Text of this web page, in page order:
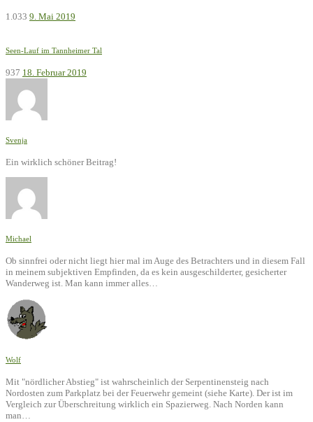
1.033 9. Mai 2019
Seen-Lauf im Tannheimer Tal
937 18. Februar 2019
Svenja
Ein wirklich schöner Beitrag!
Michael
Ob sinnfrei oder nicht liegt hier mal im Auge des Betrachters und in diesem Fall
in meinem subjektiven Empfinden, da es kein ausgeschilderter, gesicherter
Wanderweg ist. Man kann immer alles…
Wolf
Mit "nördlicher Abstieg" ist wahrscheinlich der Serpentinensteig nach
Nordosten zum Parkplatz bei der Feuerwehr gemeint (siehe Karte). Der ist im
Vergleich zur Überschreitung wirklich ein Spazierweg. Nach Norden kann
man…